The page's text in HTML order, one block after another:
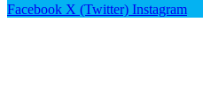
Facebook X (Twitter) Instagram